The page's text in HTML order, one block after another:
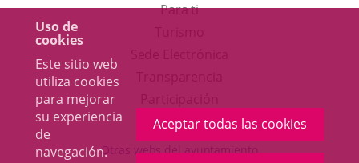
Uso de
cookies
Este sitio web
utiliza cookies
para mejorar
su experiencia
de
navegación.
Aceptar todas las cookies
Para ti
en
una
aplicación
externa.
Otras webs del ayuntamiento